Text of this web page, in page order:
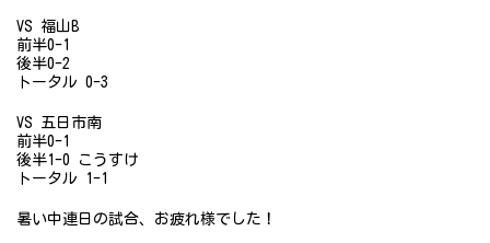
VS 福山B
前半0-1
後半0-2
トータル 0-3
VS 五日市南
前半0-1
後半1-0 こうすけ
トータル 1-1
暑い中連日の試合、お疲れ様でした！